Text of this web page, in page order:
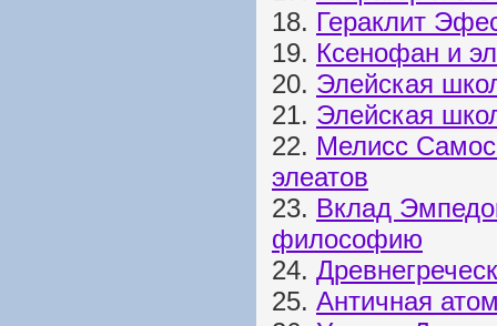
18. Гераклит
19. Ксенофан и
20. Элейская
21. Элейская
22. Мелисс
элеатов
23. Вклад
философию
24.
25. Античная